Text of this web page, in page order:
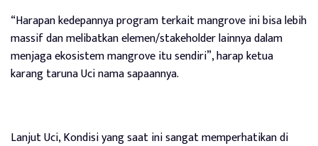
“Harapan kedepannya program terkait mangrove ini bisa lebih
massif dan melibatkan elemen/stakeholder lainnya dalam
menjaga ekosistem mangrove itu sendiri”, harap ketua
karang taruna Uci nama sapaannya.
Lanjut Uci, Kondisi yang saat ini sangat memperhatikan di